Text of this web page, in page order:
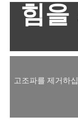
힘을
고조파를 제거하